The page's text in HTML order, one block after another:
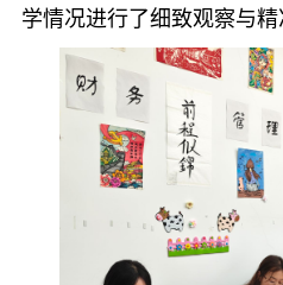
学情况进行了细致观察与精